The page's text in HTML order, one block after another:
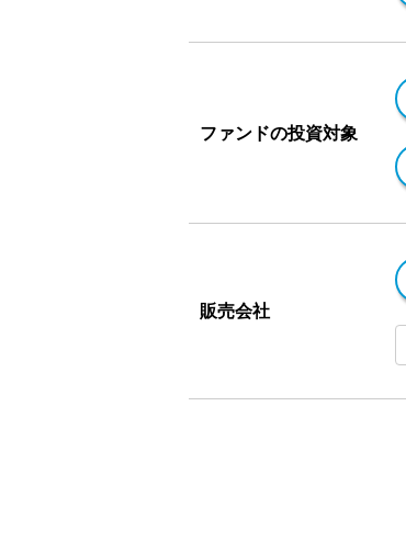
ファンドの投資対象
販売会社